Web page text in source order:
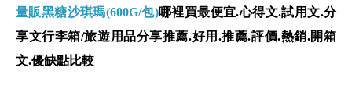
量販黑糖沙琪瑪(600G/包)哪裡買最便宜.心得文.試用文.分
享文行李箱/旅遊用品分享推薦.好用.推薦.評價.熱銷.開箱
文.優缺點比較